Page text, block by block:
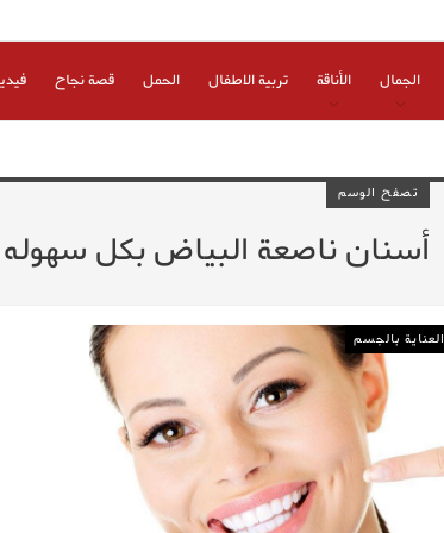
الجمال الأناقة تربية الاطفال الحمل قصة نجاح
تصفح الوسم
أسنان ناصعة البياض بكل سهوله
العناية بالجسم